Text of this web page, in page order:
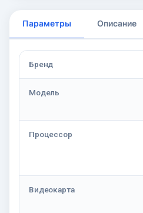
Параметры Описание
Бренд
Модель
Процессор
Видеокарта